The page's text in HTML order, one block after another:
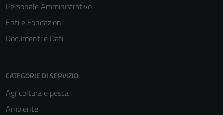
Personale Amministrativo
Enti e Fondazioni
Documenti e Dati
CATEGORIE DI SERVIZIO
Agricoltura e pesca
Ambiente